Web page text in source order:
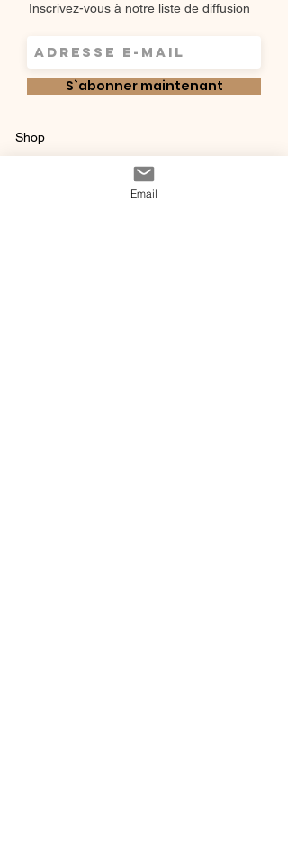
Inscrivez-vous à notre liste de diffusion
S`abonner maintenant
Shop
instagram
Email